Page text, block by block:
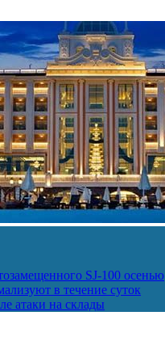
SJ-100 осенью
в течение суток
атаки на склады